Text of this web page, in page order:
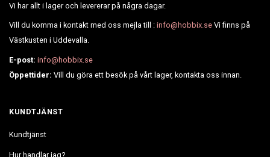
Vi har allt i lager och levererar på några dagar.
Vill du komma i kontakt med oss mejla till :info@hobbix.se Vi finns på
Västkusten i Uddevalla.
E-post: info@hobbix.se
Öppettider: Vill du göra ett besök på vårt lager, kontakta oss innan.
KUNDTJÄNST
Kundtjänst
Hur handlar jag?